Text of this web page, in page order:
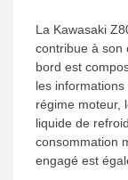
La Kawasaki
contribue à son
bord est
les
régime moteur,
liquide de
consommation
engagé est